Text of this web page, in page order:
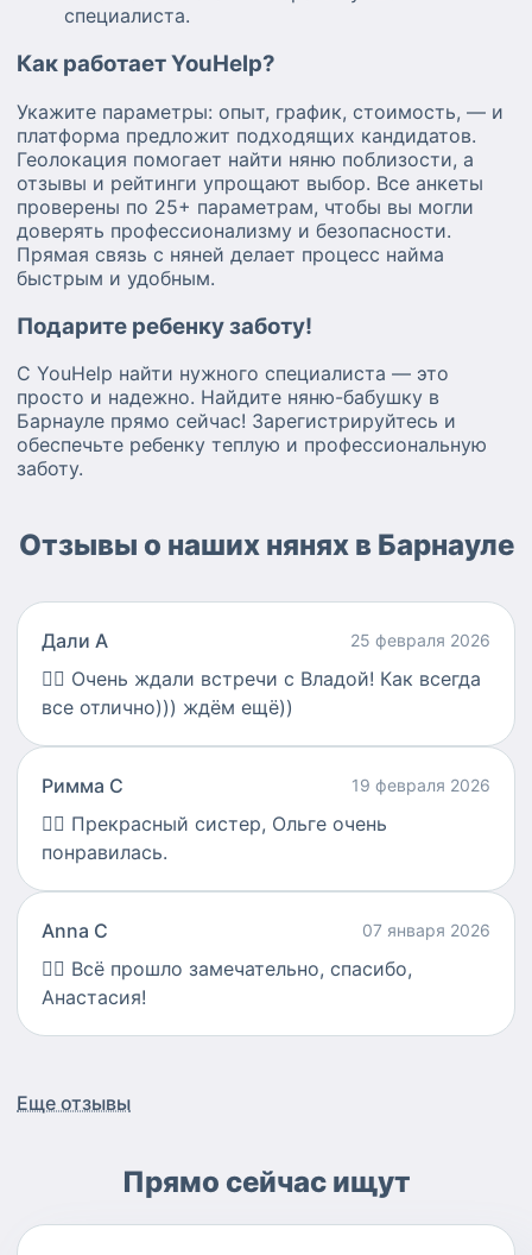
специалиста.
Как работает YouHelp?
Укажите параметры: опыт, график, стоимость, — и
платформа предложит подходящих кандидатов.
Геолокация помогает найти няню поблизости, а
отзывы и рейтинги упрощают выбор. Все анкеты
проверены по 25+ параметрам, чтобы вы могли
доверять профессионализму и безопасности.
Прямая связь с няней делает процесс найма
быстрым и удобным.
Подарите ребенку заботу!
С YouHelp найти нужного специалиста — это
просто и надежно. Найдите няню-бабушку в
Барнауле прямо сейчас! Зарегистрируйтесь и
обеспечьте ребенку теплую и профессиональную
заботу.
Отзывы о наших нянях в Барнауле
Дали А 25 февраля 2026
👍🏻 Очень ждали встречи с Владой! Как всегда
все отлично))) ждём ещё))
Римма С 19 февраля 2026
👍🏻 Прекрасный систер, Ольге очень
понравилась.
Anna С 07 января 2026
👍🏻 Всё прошло замечательно, спасибо,
Анастасия!
Еще отзывы
Прямо сейчас ищут